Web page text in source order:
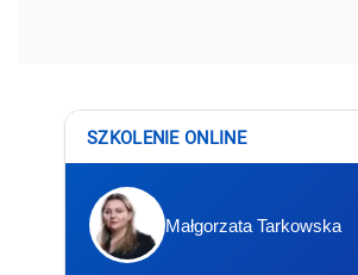
SZKOLENIE ONLINE
Małgorzata Tarkowska